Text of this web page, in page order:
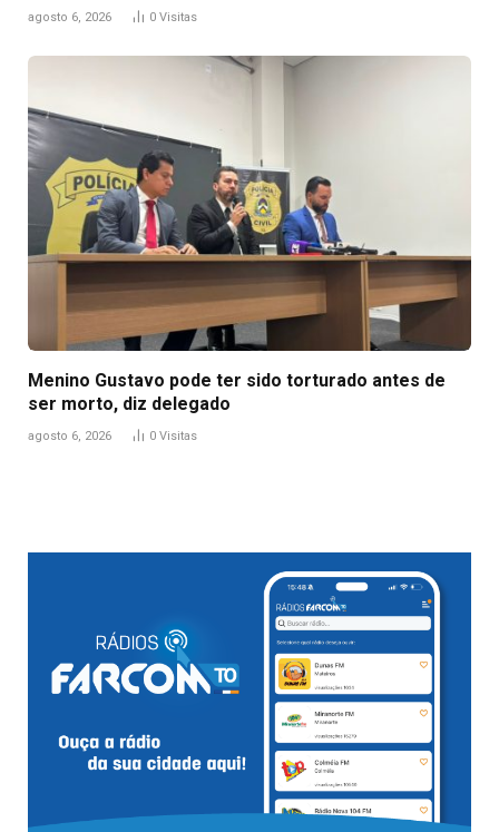
agosto 6, 2026 0 Visitas
Menino Gustavo pode ter sido torturado antes de
ser morto, diz delegado
agosto 6, 2026 0 Visitas